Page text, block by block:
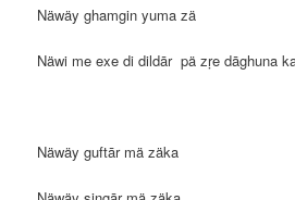
Näwäy ghamgin yuma zä
Näwi me exe di dildār pä zṛe dāghuna
Näwäy guftār mä zäka